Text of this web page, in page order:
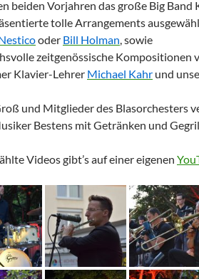
beiden Vorjahren das große Big Band
tolle Arrangements
oder Bill Holman, sowie
zeitgenössische Kompositionen
Klavier-Lehrer Michael Kahr und
und Mitglieder des Blasorchesters
Bestens mit Getränken und
Videos gibt’s auf einer eigenen